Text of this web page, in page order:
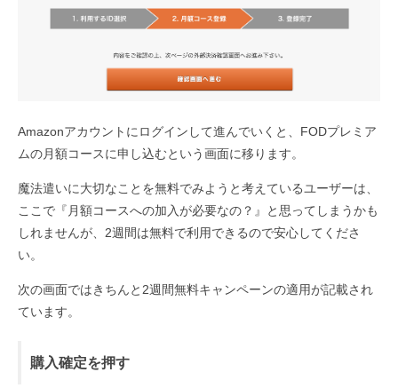
Amazonアカウントにログインして進んでいくと、FODプレミア
ムの月額コースに申し込むという画面に移ります。
魔法遣いに大切なことを無料でみようと考えているユーザーは、
ここで『月額コースへの加入が必要なの？』と思ってしまうかも
しれませんが、2週間は無料で利用できるので安心してくださ
い。
次の画面ではきちんと2週間無料キャンペーンの適用が記載され
ています。
購入確定を押す